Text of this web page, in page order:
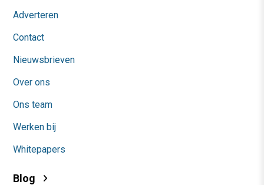
Adverteren
Contact
Nieuwsbrieven
Over ons
Ons team
Werken bij
Whitepapers
Blog